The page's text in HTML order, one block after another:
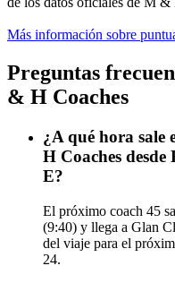
Más información sobre
Preguntas
& H Coaches
¿A qué hora sale
H Coaches
E?
El próximo coach 45
(9:40) y llega a Glan
del viaje para el
24.